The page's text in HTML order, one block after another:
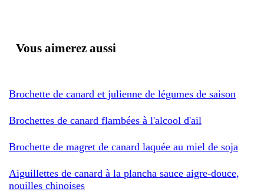
Vous aimerez aussi
Brochette de canard et julienne de légumes de saison
Brochettes de canard flambées à l'alcool d'ail
Brochette de magret de canard laquée au miel de soja
Aiguillettes de canard à la plancha sauce aigre-douce,
nouilles chinoises